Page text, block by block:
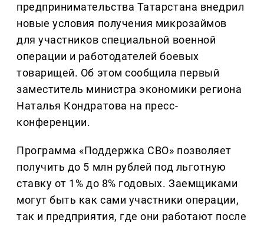
предпринимательства Татарстана внедрил
новые условия получения микрозаймов
для участников специальной военной
операции и работодателей боевых
товарищей. Об этом сообщила первый
заместитель министра экономики региона
Наталья Кондратова на пресс-
конференции.
Программа «Поддержка СВО» позволяет
получить до 5 млн рублей под льготную
ставку от 1% до 8% годовых. Заемщиками
могут быть как сами участники операции,
так и предприятия, где они работают после